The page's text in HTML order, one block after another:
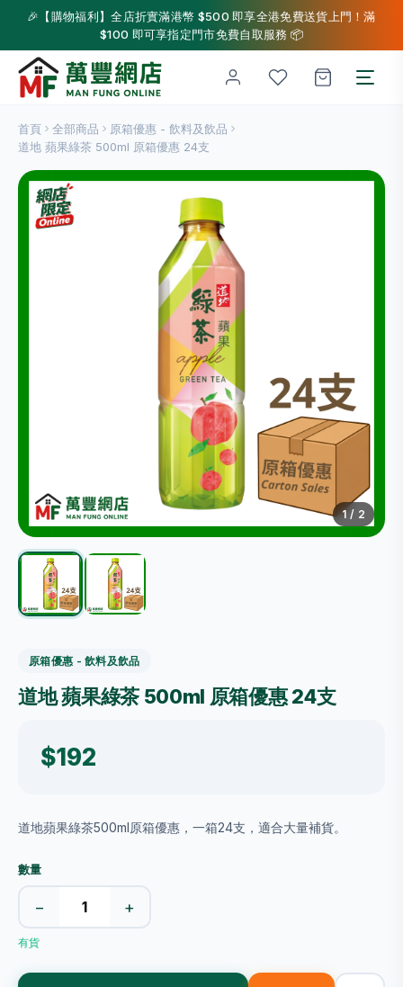
🎉【購物福利】全店折實滿港幣 $500 即享全港免費送貨上門！滿
$100 即可享指定門市免費自取服務 📦
首頁 全部商品
原箱優惠 - 飲料及飲品
道地 蘋果綠茶 500ml 原箱優惠 24支
1/ 2
原箱優惠 - 飲料及飲品
道地 蘋果綠茶 500ml 原箱優惠 24支
$192
道地蘋果綠茶500ml原箱優惠，一箱24支，適合大量補貨。
數量
− +
有貨